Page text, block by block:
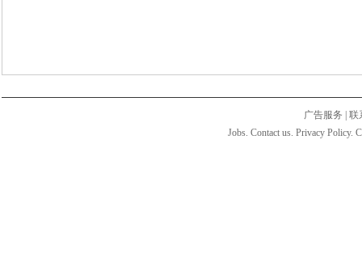
广告服务
联
Jobs. Contact us. Privacy Policy.